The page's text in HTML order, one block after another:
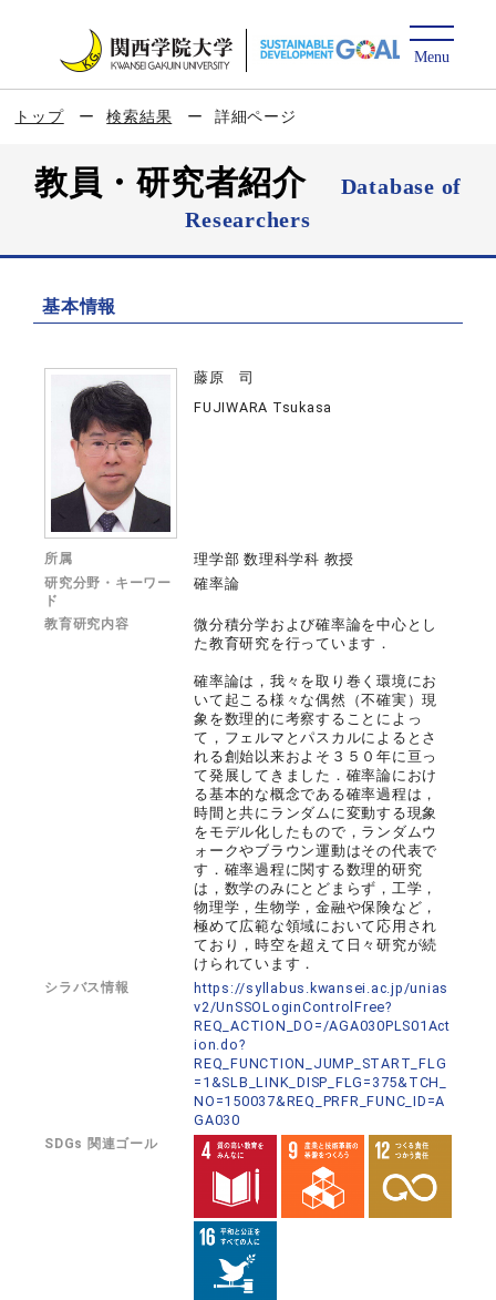
トップ 検索結果 詳細ページ
教員・研究者紹介
Database of
Researchers
基本情報
藤原 司
FUJIWARA Tsukasa
所属 理学部 数理科学科 教授
研究分野・キーワー
ド
確率論
教育研究内容
微分積分学および確率論を中心とし
た教育研究を行っています．
確率論は，我々を取り巻く環境にお
いて起こる様々な偶然（不確実）現
象を数理的に考察することによっ
て，フェルマとパスカルによるとさ
れる創始以来およそ３５０年に亘っ
て発展してきました．確率論におけ
る基本的な概念である確率過程は，
時間と共にランダムに変動する現象
をモデル化したもので，ランダムウ
ォークやブラウン運動はその代表で
す．確率過程に関する数理的研究
は，数学のみにとどまらず，工学，
物理学，生物学，金融や保険など，
極めて広範な領域において応用され
ており，時空を超えて日々研究が続
けられています．
シラバス情報
https://syllabus.kwansei.ac.jp/unias
v2/UnSSOLoginControlFree?
REQ_ACTION_DO=/AGA030PLS01Act
ion.do?
REQ_FUNCTION_JUMP_START_FLG
=1&SLB_LINK_DISP_FLG=375&TCH_
NO=150037&REQ_PRFR_FUNC_ID=A
GA030
SDGs 関連ゴール